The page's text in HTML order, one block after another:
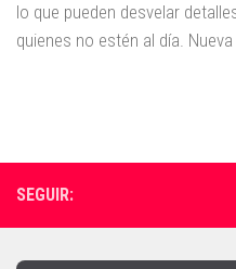
lo que pueden desvelar
quienes no estén al día.
SEGUIR: